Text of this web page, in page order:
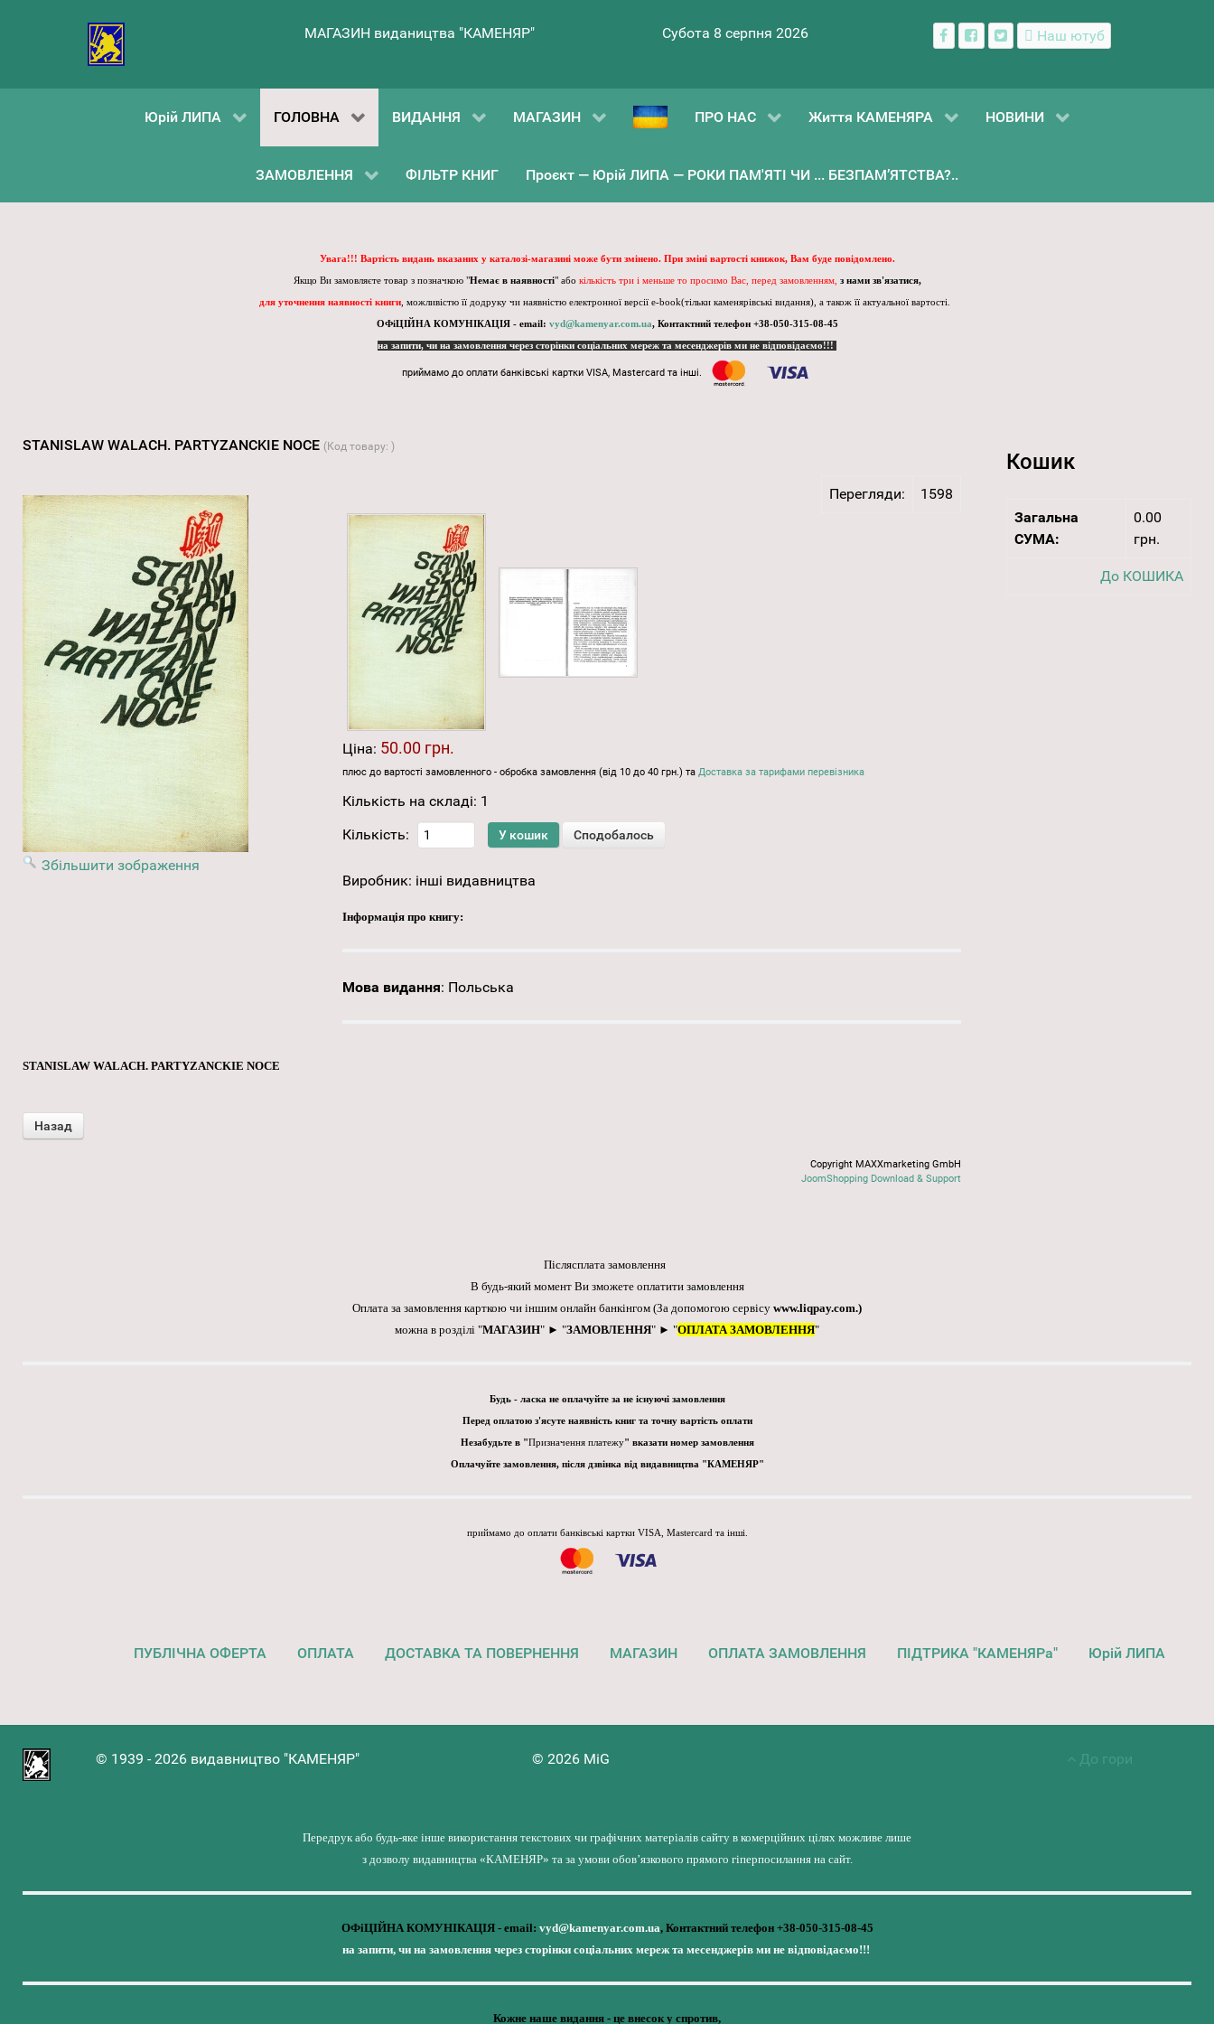
МАГАЗИН видаництва "КАМЕНЯР" Субота 8 серпня 2026 Наш ютуб
Юрій ЛИПА ГОЛОВНА ВИДАННЯ МАГАЗИН ПРО НАС Життя КАМЕНЯРА НОВИНИ
ЗАМОВЛЕННЯ ФІЛЬТР КНИГ Проєкт — Юрій ЛИПА — РОКИ ПАМ'ЯТІ ЧИ ... БЕЗПАМ’ЯТСТВА?..
Увага!!! Вартість видань вказаних у каталозі-магазині може бути змінено. При зміні вартості книжок, Вам буде повідомлено.
Якщо Ви замовляєте товар з позначкою "Немає в наявності" або кількість три і меньше то просимо Вас, перед замовленням, з нами зв'язатися,
для уточнення наявності книги, можливістю її додруку чи наявністю електронної версії e-book(тільки каменярівські видання), а також її актуальної вартості.
ОФіЦІЙНА КОМУНІКАЦІЯ - email: vyd@kamenyar.com.ua, Контактний телефон +38-050-315-08-45
на запити, чи на замовлення через сторінки соціальних мереж та месенджерів ми не відповідаємо!!!
приймамо до оплати банківські картки VISA, Mastercard та інші.
STANISLAW WALACH. PARTYZANCKIE NOCE (Код товару: )
Перегляди: 1598
Збільшити зображення
Ціна: 50.00 грн.
плюс до вартості замовленного - обробка замовлення (від 10 до 40 грн.) та Доставка за тарифами перевізника
Кількість на складі: 1
Кількість:
Виробник: інші видавництва
Інформація про книгу:
Мова видання: Польська
STANISLAW WALACH. PARTYZANCKIE NOCE
Copyright MAXXmarketing GmbH
JoomShopping Download & Support
Кошик
Загальна
СУМА:
0.00
грн.
До КОШИКА
Післясплата замовлення
В будь-який момент Ви зможете оплатити замовлення
Оплата за замовлення карткою чи іншим онлайн банкінгом (За допомогою сервісу www.liqpay.com.)
можна в розділі "МАГАЗИН" ► "ЗАМОВЛЕННЯ" ► "ОПЛАТА ЗАМОВЛЕННЯ"
Будь - ласка не оплачуйте за не існуючі замовлення
Перед оплатою з'ясуте наявність книг та точну вартість оплати
Незабудьте в "Призначення платежу" вказати номер замовлення
Оплачуйте замовлення, після дзвінка від видавництва "КАМЕНЯР"
приймамо до оплати банківські картки VISA, Mastercard та інші.
ПУБЛІЧНА ОФЕРТА ОПЛАТА ДОСТАВКА ТА ПОВЕРНЕННЯ МАГАЗИН ОПЛАТА ЗАМОВЛЕННЯ ПІДТРИКА "КАМЕНЯРа" Юрій ЛИПА
© 1939 - 2026 видавництво "КАМЕНЯР" © 2026 MiG До гори
Передрук або будь-яке інше використання текстових чи графічних матеріалів сайту в комерційних цілях можливе лише
з дозволу видавництва «КАМЕНЯР» та за умови обов’язкового прямого гіперпосилання на сайт.
ОФіЦІЙНА КОМУНІКАЦІЯ - email: vyd@kamenyar.com.ua, Контактний телефон +38-050-315-08-45
на запити, чи на замовлення через сторінки соціальних мереж та месенджерів ми не відповідаємо!!!
Кожне наше видання - це внесок у спротив,